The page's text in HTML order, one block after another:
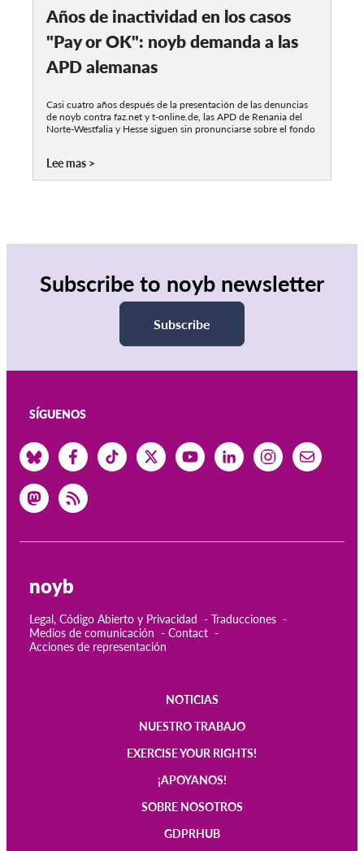
Años de inactividad en los casos
"Pay or OK": noyb demanda a las
APD alemanas
Casi cuatro años después de la presentación de las denuncias
de noyb contra faz.net y t-online.de, las APD de Renania del
Norte-Westfalia y Hesse siguen sin pronunciarse sobre el fondo
Lee mas
Subscribe to noyb newsletter
Subscribe
SÍGUENOS
noyb
Legal, Código Abierto y Privacidad
Traducciones
Medios de comunicación
Contact
Acciones de representación
NOTICIAS
NUESTRO TRABAJO
EXERCISE YOUR RIGHTS!
¡APOYANOS!
SOBRE NOSOTROS
GDPRHUB